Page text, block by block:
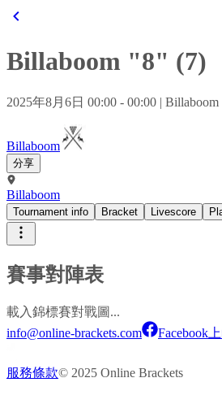
Billaboom "8" (7)
2025年8月6日 00:00 - 00:00 | Billaboom
Billaboom
分享
Billaboom
Tournament info Bracket Livescore
賽事對陣表
載入錦標賽對戰圖...
info@online-brackets.com
Facebook
服務條款© 2025 Online Brackets